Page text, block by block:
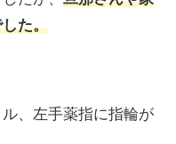
た。
、左手薬指に指輪が